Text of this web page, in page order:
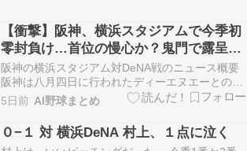
【衝撃】阪神、横浜スタジアムで今季初
零封負け…首位の慢心か？鬼門で露呈し
た走塁判断の代償
阪神の横浜スタジアム対DeNA戦のニュース概要
阪神は八月四日に行われたディーエヌエーとの試
合に零対一で敗れ、連勝記録が四でストップしま
した。 今季のビジター戦では初めてとなる完封負
けを喫し、夏の長期ロード初戦からの連勝も三で
止まる結果となりました。 首位に立つ阪神です
5日前 AI野球まとめ
０−１ 対 横浜DeNA 村上、１点に泣く